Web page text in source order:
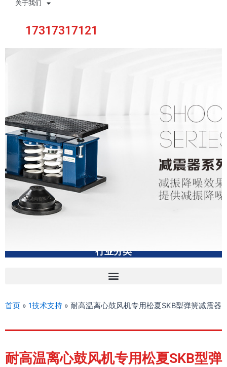
关于我们
17317317121
行业分类
首页 » 1技术支持 » 耐高温离心鼓风机专用松夏SKB型弹簧减震器
耐高温离心鼓风机专用松夏SKB型弹